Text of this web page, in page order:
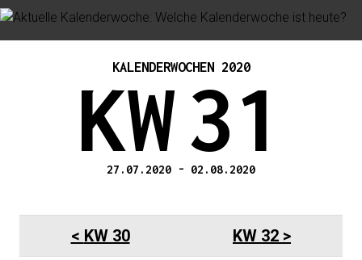
KALENDERWOCHEN 2020
KW31
27.07.2020 - 02.08.2020
KW 30 KW 32